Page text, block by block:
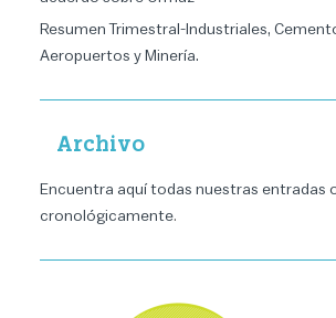
Resumen Trimestral-Industriales,
Aeropuertos y Minería.
Archivo
Encuentra aquí todas nuestras entradas
cronológicamente.